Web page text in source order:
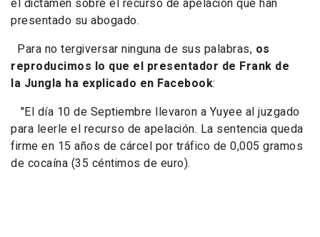
el dictamen sobre el recurso de apelación que han
presentado su abogado.
Para no tergiversar ninguna de sus palabras, os
reproducimos lo que el presentador de Frank de
la Jungla ha explicado en Facebook:
"El día 10 de Septiembre llevaron a Yuyee al juzgado
para leerle el recurso de apelación. La sentencia queda
firme en 15 años de cárcel por tráfico de 0,005 gramos
de cocaína (35 céntimos de euro).